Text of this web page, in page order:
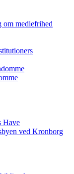
mediefrihed
Have
ved Kronborg